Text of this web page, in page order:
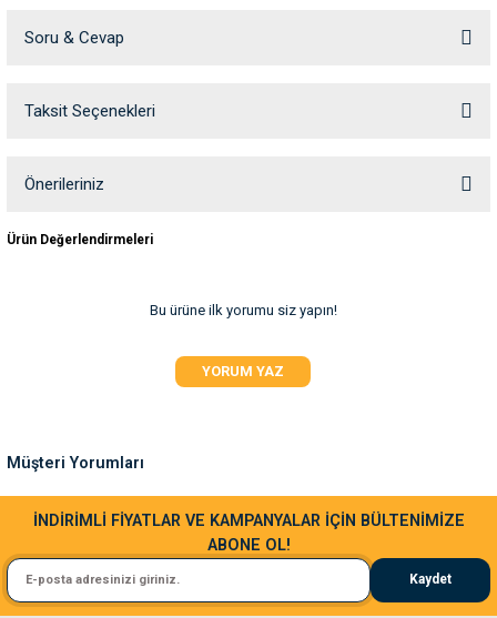
Soru & Cevap
Ürün hakkında henüz soru sorulmamış.
Taksit Seçenekleri
Önerileriniz
yetersiz gördüğünüz noktaları öneri formunu kullanarak tarafımıza
Ürün açıklamasında eksik bilgiler bulunuyor.
Bu ürüne benzer farklı alternatifler olmalı.
Gönder
Ürün Değerlendirmeleri
Bu ürüne ilk yorumu siz yapın!
YORUM YAZ
Müşteri Yorumları
Sa**** Ta******
Kedim taze mamaya bayıldı kargo fimrasın da bir sorun yaşadım ve arkadaşlar
El**** Ek******
İNDİRİMLİ FİYATLAR VE KAMPANYALAR İÇİN BÜLTENİMİZE
ABONE OL!
Kaydet